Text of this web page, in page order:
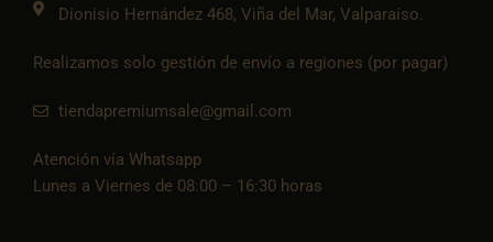
Dionisio Hernández 468, Viña del Mar, Valparaíso.
Realizamos solo gestión de envío a regiones (por pagar)
tiendapremiumsale@gmail.com
Atención vía Whatsapp
Lunes a Viernes de 08:00 – 16:30 horas